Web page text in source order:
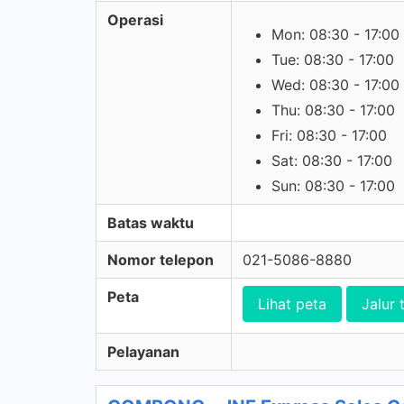
Operasi
Mon: 08:30 - 17:00
Tue: 08:30 - 17:00
Wed: 08:30 - 17:00
Thu: 08:30 - 17:00
Fri: 08:30 - 17:00
Sat: 08:30 - 17:00
Sun: 08:30 - 17:00
Batas waktu
Nomor telepon 021-5086-8880
Peta Lihat peta Jalur
Pelayanan